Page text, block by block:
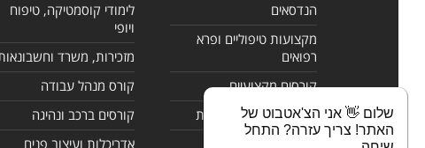
הנדסאים
מקצועות טיפוליים ופרא
רפואים
קורסים מקצועיים
לימודי מחשבים ורשתות
לימודי קוסמטיקה, טיפוח
ויופי
מזכירות, משרד
קורס מנהל עבודה
קורסים ברכב ונהיגה
אדריכלות ועיצוב פנים
שלום 👋 אני הצ'אטבוט של
האתר! צריך עזרה? התחל